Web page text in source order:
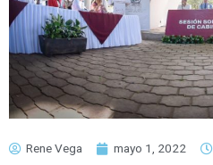
Rene Vega mayo 1, 2022